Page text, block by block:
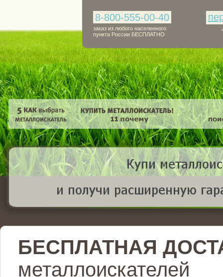
8-800-555-00-40
заказ из любого населенного
пункта России БЕСПЛАТНО
БЕСПЛАТНАЯ
металлоискателей